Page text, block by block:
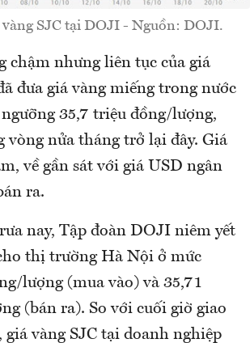
SJC tại DOJI - Nguồn: DOJI.
chậm nhưng liên tục của giá
đưa giá vàng miếng trong nước
35,7 triệu đồng/lượng,
vòng nửa tháng trở lại đây. Giá
về gần sát với giá USD ngân
ra.
nay, Tập đoàn DOJI niêm yết
thị trường Hà Nội ở mức
lượng (mua vào) và 35,71
(bán ra). So với cuối giờ giao
vàng SJC tại doanh nghiệp